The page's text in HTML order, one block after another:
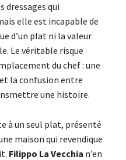
dressages qui
elle est incapable de
d’un plat ni la valeur
Le véritable risque
du chef : une
la confusion entre
une histoire.
à un seul plat, présenté
maison qui revendique
Filippo La Vecchia n’en